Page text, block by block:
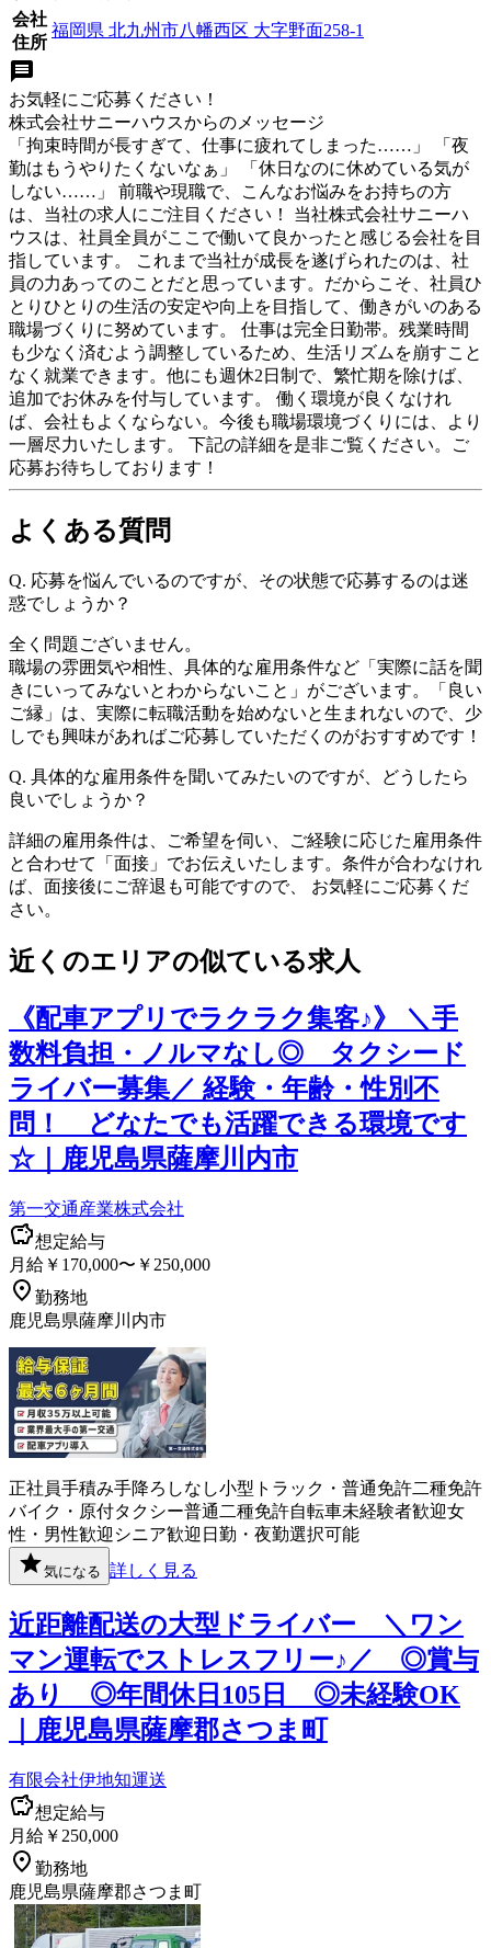
会社
住所
福岡県 北九州市八幡西区 大字野面258-1
お気軽にご応募ください！
株式会社サニーハウスからのメッセージ
「拘束時間が長すぎて、仕事に疲れてしまった……」 「夜
勤はもうやりたくないなぁ」 「休日なのに休めている気が
しない……」 前職や現職で、こんなお悩みをお持ちの方
は、当社の求人にご注目ください！ 当社株式会社サニーハ
ウスは、社員全員がここで働いて良かったと感じる会社を目
指しています。 これまで当社が成長を遂げられたのは、社
員の力あってのことだと思っています。だからこそ、社員ひ
とりひとりの生活の安定や向上を目指して、働きがいのある
職場づくりに努めています。 仕事は完全日勤帯。残業時間
も少なく済むよう調整しているため、生活リズムを崩すこと
なく就業できます。他にも週休2日制で、繁忙期を除けば、
追加でお休みを付与しています。 働く環境が良くなけれ
ば、会社もよくならない。今後も職場環境づくりには、より
一層尽力いたします。 下記の詳細を是非ご覧ください。ご
応募お待ちしております！
よくある質問
Q. 応募を悩んでいるのですが、その状態で応募するのは迷
惑でしょうか？
全く問題ございません。
職場の雰囲気や相性、具体的な雇用条件など「実際に話を聞
きにいってみないとわからないこと」がございます。「良い
ご縁」は、実際に転職活動を始めないと生まれないので、少
しでも興味があればご応募していただくのがおすすめです！
Q. 具体的な雇用条件を聞いてみたいのですが、どうしたら
良いでしょうか？
詳細の雇用条件は、ご希望を伺い、ご経験に応じた雇用条件
と合わせて「面接」でお伝えいたします。条件が合わなけれ
ば、面接後にご辞退も可能ですので、 お気軽にご応募くだ
さい。
近くのエリアの似ている求人
《配車アプリでラクラク集客♪》 ＼手
数料負担・ノルマなし◎ タクシード
ライバー募集／ 経験・年齢・性別不
問！ どなたでも活躍できる環境です
☆｜鹿児島県薩摩川内市
第一交通産業株式会社
想定給与
月給￥170,000〜￥250,000
勤務地
鹿児島県薩摩川内市
正社員手積み手降ろしなし小型トラック・普通免許二種免許
バイク・原付タクシー普通二種免許自転車未経験者歓迎女
性・男性歓迎 シニア歓迎 日勤・夜勤選択可能
気になる 詳しく見る
近距離配送の大型ドライバー ＼ワン
マン運転でストレスフリー♪／ ◎賞与
あり ◎年間休日105日 ◎未経験OK
｜鹿児島県薩摩郡さつま町
有限会社伊地知運送
想定給与
月給￥250,000
勤務地
鹿児島県薩摩郡さつま町